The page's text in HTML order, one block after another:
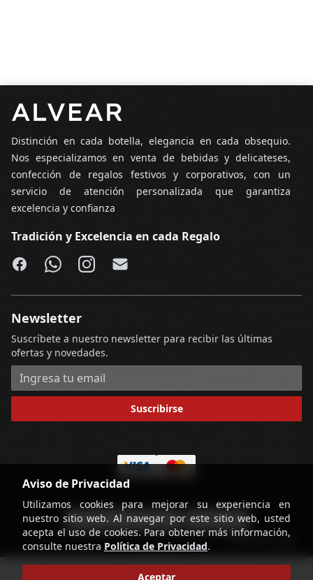
Aviso de Privacidad
Utilizamos cookies para mejorar su experiencia en
nuestro sitio web. Al navegar por este sitio web, usted
acepta el uso de cookies. Para obtener más información,
consulte nuestra Política de Privacidad.
Aceptar
Distinción en cada botella, elegancia en cada obsequio.
Nos especializamos en venta de bebidas y delicateses,
confección de regalos festivos y corporativos, con un
servicio de atención personalizada que garantiza
excelencia y confianza
Tradición y Excelencia en cada Regalo
Facebook
WhatsApp
Instagram
Email
Newsletter
Suscríbete a nuestro newsletter para recibir las últimas
ofertas y novedades.
Dirección de correo electrónico
Suscribirse
Términos y Condiciones - Contáctenos
Copyright © Licorería Alvear 2026 powered by